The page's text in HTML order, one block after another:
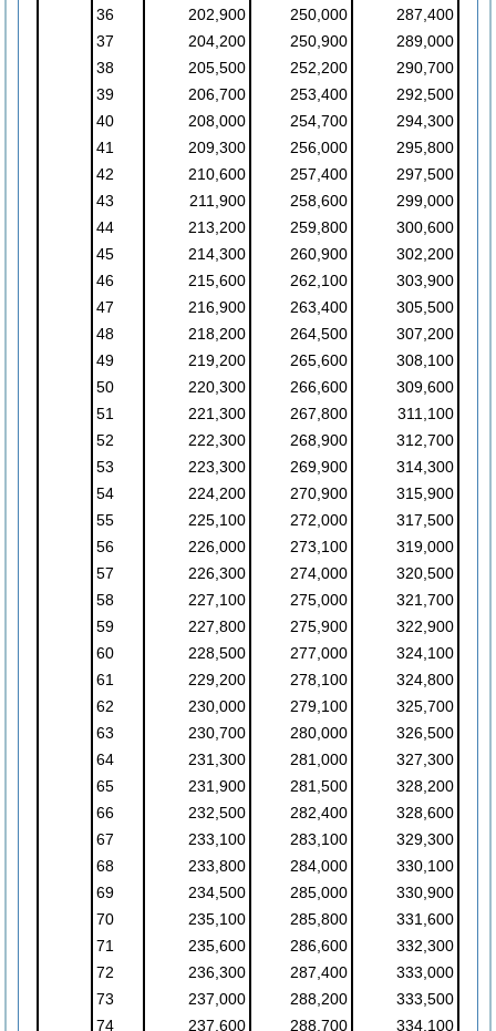
36
202,900 250,000
287,400
37
204,200 250,900
289,000
38
205,500 252,200
290,700
39
206,700 253,400
292,500
40
208,000 254,700
294,300
41
209,300 256,000
295,800
42
210,600 257,400
297,500
43
211,900 258,600
299,000
44
213,200 259,800
300,600
45
214,300 260,900
302,200
46
215,600 262,100
303,900
47
216,900 263,400
305,500
48
218,200 264,500
307,200
49
219,200 265,600
308,100
50
220,300 266,600
309,600
51
221,300 267,800
311,100
52
222,300 268,900
312,700
53
223,300 269,900
314,300
54
224,200 270,900
315,900
55
225,100 272,000
317,500
56
226,000 273,100
319,000
57
226,300 274,000
320,500
58
227,100 275,000
321,700
59
227,800 275,900
322,900
60
228,500 277,000
324,100
61
229,200 278,100
324,800
62
230,000 279,100
325,700
63
230,700 280,000
326,500
64
231,300 281,000
327,300
65
231,900 281,500
328,200
66
232,500 282,400
328,600
67
233,100 283,100
329,300
68
233,800 284,000
330,100
69
234,500 285,000
330,900
70
235,100 285,800
331,600
71
235,600 286,600
332,300
72
236,300 287,400
333,000
73
237,000 288,200
333,500
74
237,600 288,700 334,100